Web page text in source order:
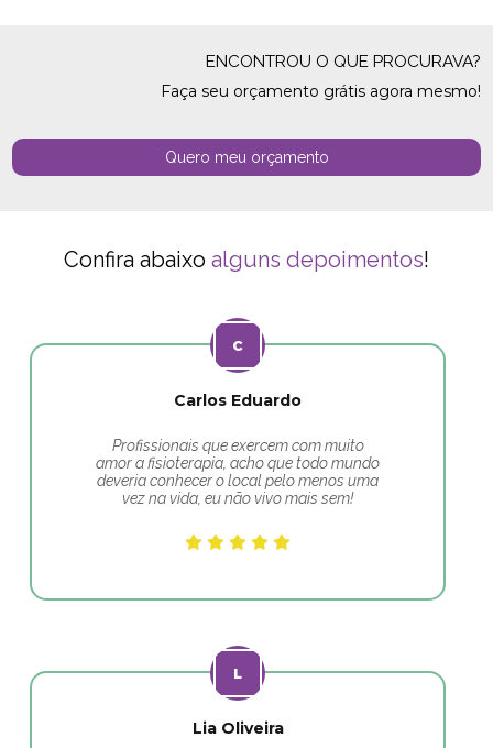
ENCONTROU O QUE PROCURAVA?
Faça seu orçamento grátis agora mesmo!
Quero meu orçamento
Confira abaixo alguns depoimentos!
Carlos Eduardo
Profissionais que exercem com muito
amor a fisioterapia, acho que todo mundo
deveria conhecer o local pelo menos uma
vez na vida, eu não vivo mais sem!
Lia Oliveira